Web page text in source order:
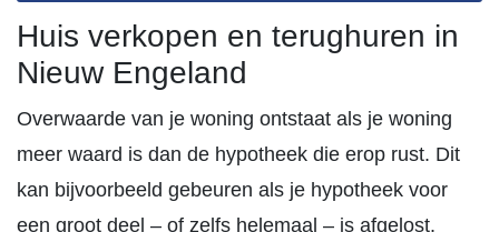
Huis verkopen en terughuren in
Nieuw Engeland
Overwaarde van je woning ontstaat als je woning
meer waard is dan de hypotheek die erop rust. Dit
kan bijvoorbeeld gebeuren als je hypotheek voor
een groot deel – of zelfs helemaal – is afgelost.